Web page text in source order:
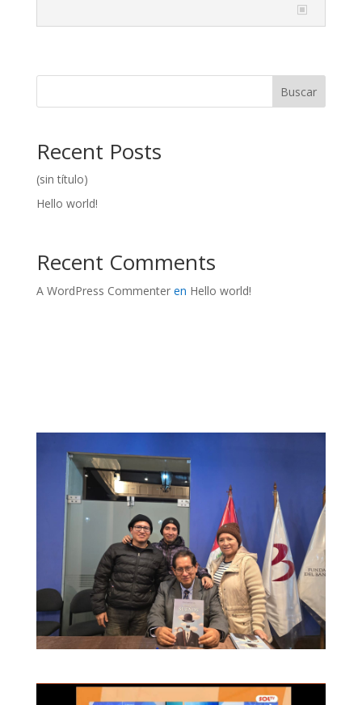
Buscar
Recent Posts
(sin título)
Hello world!
Recent Comments
A WordPress Commenteren Hello world!